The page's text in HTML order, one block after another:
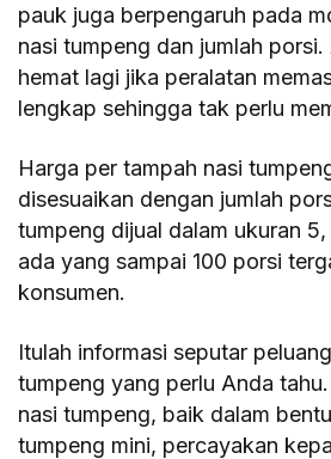
pauk juga berpengaruh pada
nasi tumpeng dan jumlah
hemat lagi jika peralatan
lengkap sehingga tak perlu
Harga per tampah nasi
disesuaikan dengan jumlah
tumpeng dijual dalam ukuran
ada yang sampai 100 porsi
konsumen.
Itulah informasi seputar
tumpeng yang perlu Anda
nasi tumpeng, baik dalam
tumpeng mini, percayakan